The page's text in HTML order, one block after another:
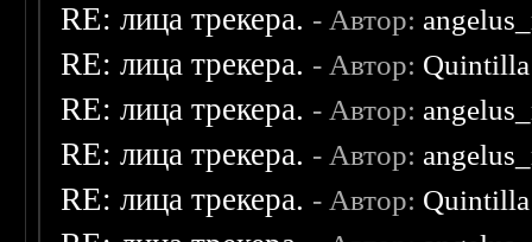
RE: лица трекера. - Автор:
RE: лица трекера. - Автор: Quintilla
RE: лица трекера. - Автор:
RE: лица трекера. - Автор:
RE: лица трекера. - Автор: Quintilla